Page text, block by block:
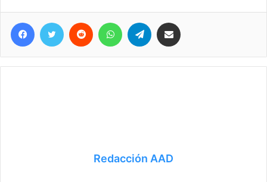
Facebook
Twitter Reddit WhatsAppTelegram
Redacción AAD